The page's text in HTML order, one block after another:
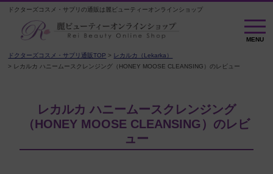
ドクターズコスメ・サプリの通販は麗ビューティーオンラインショップ
M
E
N
MENU
ドクターズコスメ・サプリ通販TOP
レカルカ（Lekarka）
レカルカ ハニームースクレンジング（HONEY MOOSE CLEANSING）のレビュー
レカルカ ハニームースクレンジング
（HONEY MOOSE CLEANSING）のレビ
ュー